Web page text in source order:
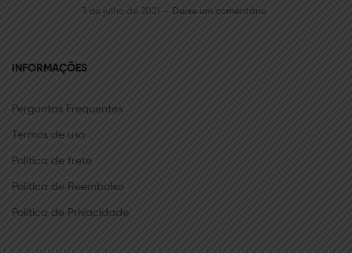
3 de julho de 2021 — Deixe um comentário
INFORMAÇÕES
Perguntas Frequentes
Termos de uso
Política de frete
Política de Reembolso
Política de Privacidade